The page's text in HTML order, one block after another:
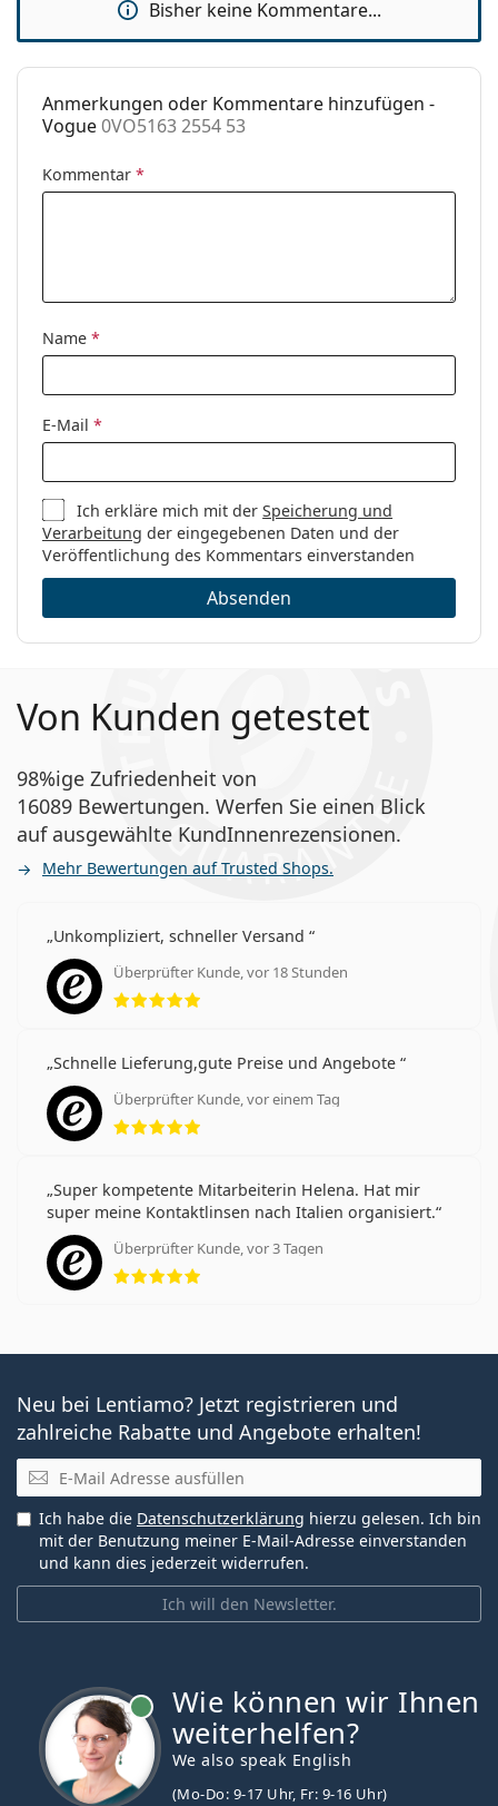
die Anleitung.
Nasenpads:
Accessories
Reinigungstuch: Ja
Sex:
Damen
Code:
0VO5163 2554 53
Bisher keine Kommentare...
Anmerkungen oder Kommentare hinzufügen -
Vogue0VO5163 2554 53
Kommentar *
Name *
E-Mail *
Ich erkläre mich mit derSpeicherung und
Verarbeitung der eingegebenen Daten und der
Veröffentlichung des Kommentars einverstanden
Absenden
Von Kunden getestet
98%ige Zufriedenheit von
16089 Bewertungen. Werfen Sie einen Blick
auf ausgewählte KundInnenrezensionen.
Mehr Bewertungen auf Trusted Shops.
Unkompliziert, schneller Versand
Überprüfter Kunde, vor 18 Stunden
Bewertung 5 aus 5
Schnelle Lieferung,gute Preise und Angebote
Überprüfter Kunde, vor einem Tag
Bewertung 5 aus 5
Super kompetente Mitarbeiterin Helena. Hat mir
super meine Kontaktlinsen nach Italien organisiert.
Überprüfter Kunde, vor 3 Tagen
Bewertung 5 aus 5
Neu bei Lentiamo? Jetzt registrieren und
zahlreiche Rabatte und Angebote erhalten!
E-Mail
Ich will den Newsletter.
Ich habe die Datenschutzerklärung hierzu gelesen. Ich bin
mit der Benutzung meiner E-Mail-Adresse einverstanden
und kann dies jederzeit widerrufen.
Wie können wir Ihnen
weiterhelfen?
We also speak English
(Mo-Do: 9-17 Uhr, Fr: 9-16 Uhr)